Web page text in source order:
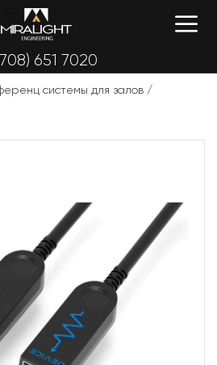
651 7020
системы для залов /